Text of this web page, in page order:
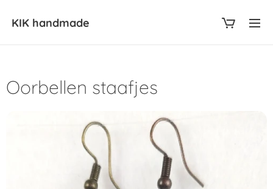
KIK handmade
Oorbellen staafjes